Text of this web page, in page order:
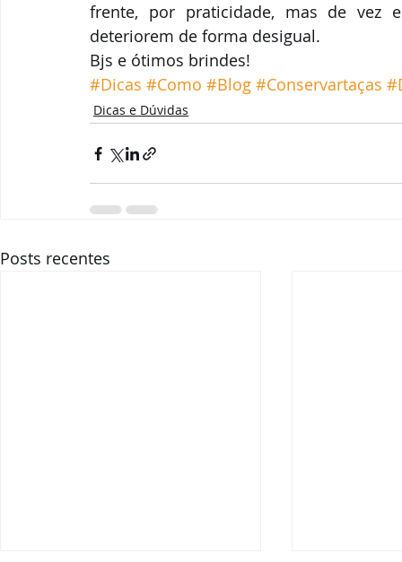
frente, por praticidade, mas de vez
deteriorem de forma desigual.
Bjs e ótimos brindes!
#Dicas #Como #Blog #Conservartaças
Dicas e Dúvidas
Posts recentes